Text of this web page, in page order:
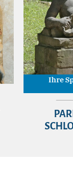
Ihre